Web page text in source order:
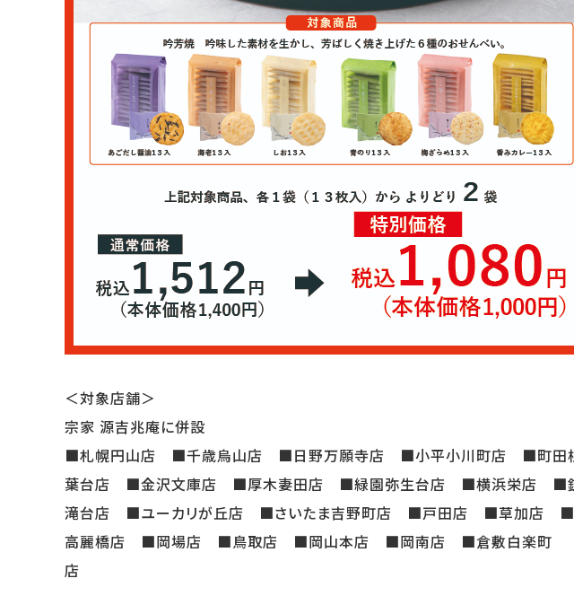
＜対象店舗＞
宗家 源吉兆庵に併設
■札幌円山店 ■千歳烏山店 ■日野万願寺店 ■小平小川町店 ■町
葉台店 ■金沢文庫店 ■厚木妻田店 ■緑園弥生台店 ■横浜栄店 ■
滝台店 ■ユーカリが丘店 ■さいたま吉野町店 ■戸田店 ■草加
高麗橋店 ■岡場店 ■鳥取店 ■岡山本店 ■岡南店 ■倉敷白楽町